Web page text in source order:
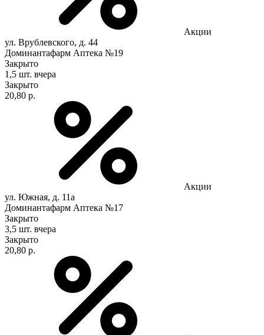
Акции
ул. Врублевского, д. 44
Доминантафарм Аптека №19
Закрыто
1,5 шт. вчера
Закрыто
20,80 р.
Акции
ул. Южная, д. 11а
Доминантафарм Аптека №17
Закрыто
3,5 шт. вчера
Закрыто
20,80 р.